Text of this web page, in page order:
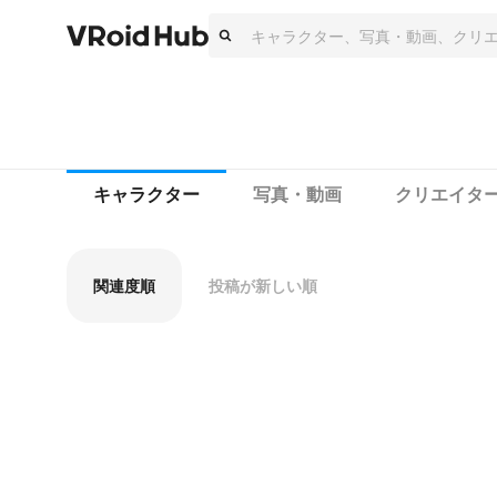
キャラクター 写真・動画 クリエイタ
関連度順 投稿が新しい順